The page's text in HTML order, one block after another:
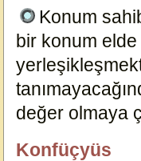
Konum
bir konum
değer olmaya
Konfüçyüs